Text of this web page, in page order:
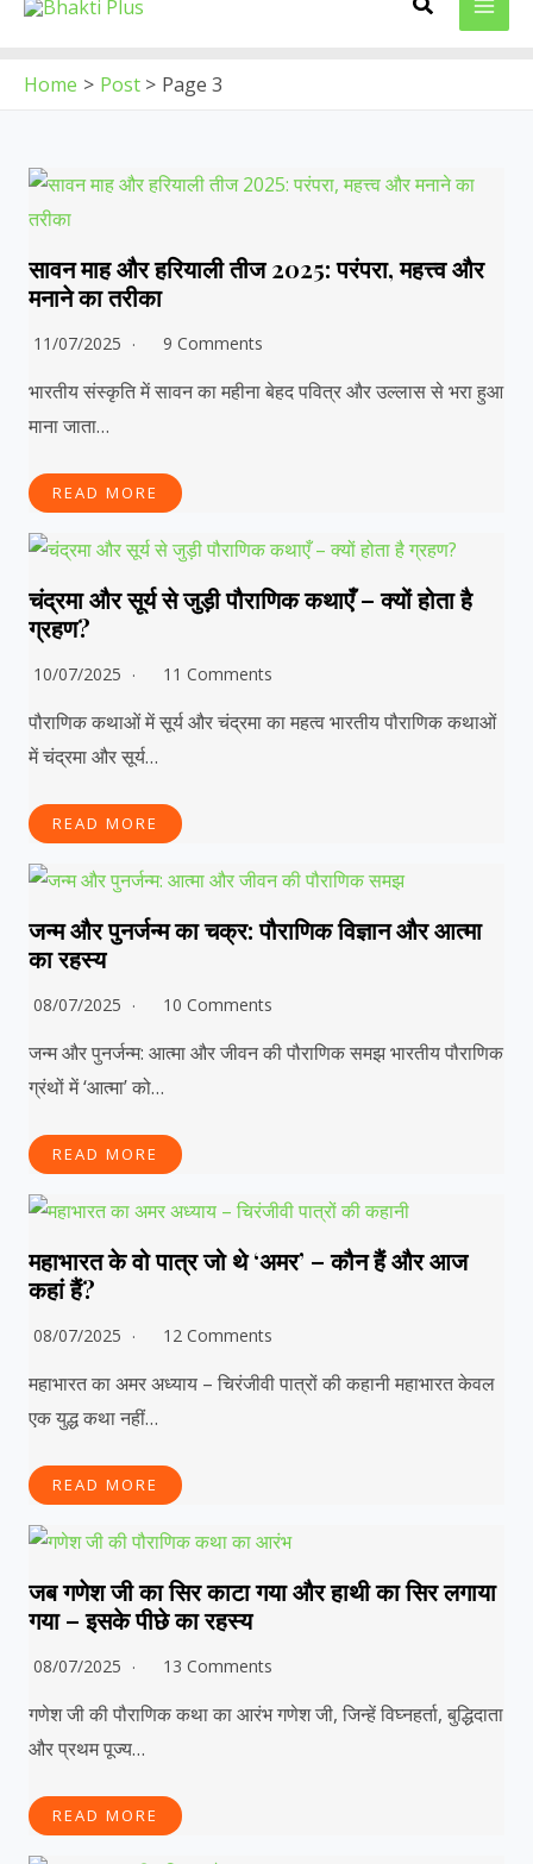
Home Post Page 3
सावन माह और हरियाली तीज 2025: परंपरा, महत्त्व और
मनाने का तरीका
11/07/2025 9 Comments
भारतीय संस्कृति में सावन का महीना बेहद पवित्र और उल्लास से भरा हुआ
माना जाता…
READ MORE
चंद्रमा और सूर्य से जुड़ी पौराणिक कथाएँ – क्यों होता है
ग्रहण?
10/07/2025 11 Comments
पौराणिक कथाओं में सूर्य और चंद्रमा का महत्व भारतीय पौराणिक कथाओं
में चंद्रमा और सूर्य…
READ MORE
जन्म और पुनर्जन्म का चक्र: पौराणिक विज्ञान और आत्मा
का रहस्य
08/07/2025 10 Comments
जन्म और पुनर्जन्म: आत्मा और जीवन की पौराणिक समझ भारतीय पौराणिक
ग्रंथों में ‘आत्मा’ को…
READ MORE
महाभारत के वो पात्र जो थे ‘अमर’ – कौन हैं और आज
कहां हैं?
08/07/2025 12 Comments
महाभारत का अमर अध्याय – चिरंजीवी पात्रों की कहानी महाभारत केवल
एक युद्ध कथा नहीं…
READ MORE
जब गणेश जी का सिर काटा गया और हाथी का सिर लगाया
गया – इसके पीछे का रहस्य
08/07/2025 13 Comments
गणेश जी की पौराणिक कथा का आरंभ गणेश जी, जिन्हें विघ्नहर्ता, बुद्धिदाता
और प्रथम पूज्य…
READ MORE